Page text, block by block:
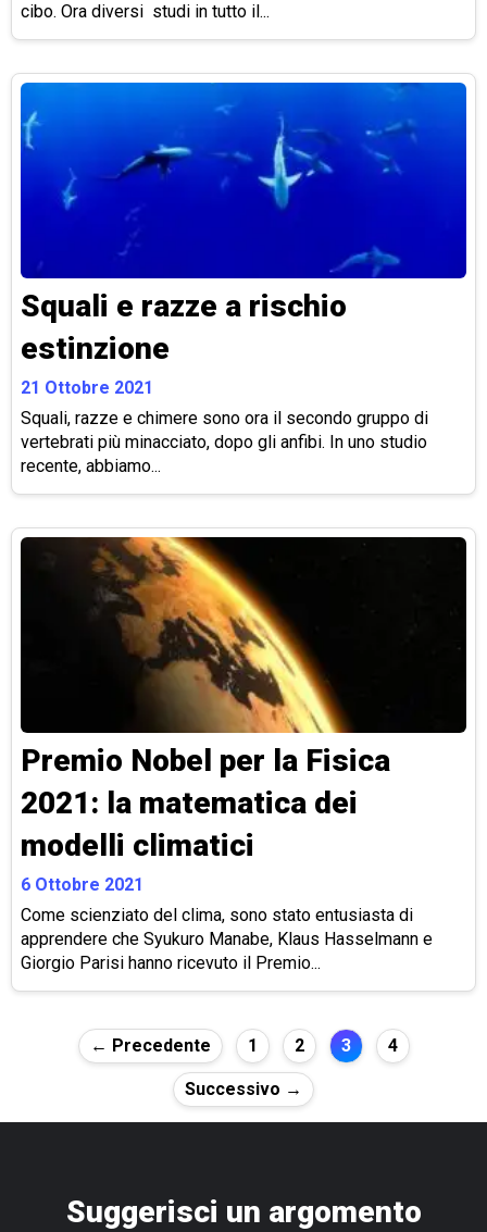
cibo. Ora diversi studi in tutto il...
Squali e razze a rischio
estinzione
21 Ottobre 2021
Squali, razze e chimere sono ora il secondo gruppo di
vertebrati più minacciato, dopo gli anfibi. In uno studio
recente, abbiamo...
Premio Nobel per la Fisica
2021: la matematica dei
modelli climatici
6 Ottobre 2021
Come scienziato del clima, sono stato entusiasta di
apprendere che Syukuro Manabe, Klaus Hasselmann e
Giorgio Parisi hanno ricevuto il Premio...
Paginazione
articoli
← Precedente 1 2 3 4
Successivo →
Suggerisci un argomento